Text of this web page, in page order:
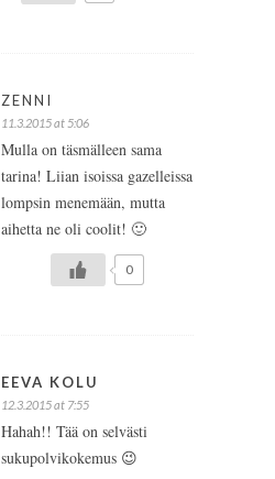
ZENNI
11.3.2015 at 5:06
Mulla on täsmälleen sama
tarina! Liian isoissa gazelleissa
lompsin menemään, mutta
aihetta ne oli coolit! 🙂
0
EEVA KOLU
12.3.2015 at 7:55
Hahah!! Tää on selvästi
sukupolvikokemus 😉